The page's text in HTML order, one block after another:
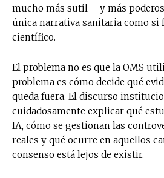
mucho más sutil —y más
única narrativa sanitaria como si
científico.
El problema no es que la OMS
problema es cómo decide qué
queda fuera. El discurso
cuidadosamente explicar qué
IA, cómo se gestionan las
reales y qué ocurre en aquellos
consenso está lejos de existir.